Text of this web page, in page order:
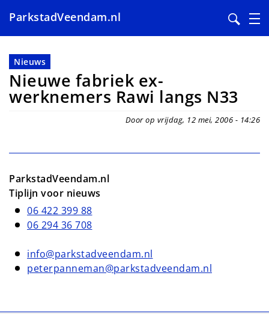
en
naar
de
inhoud
ParkstadVeendam.nl
Nieuws
Nieuwe fabriek ex-
werknemers Rawi langs N33
Door op vrijdag, 12 mei, 2006 - 14:26
ParkstadVeendam.nl
Tiplijn voor nieuws
06 422 399 88
06 294 36 708
info@parkstadveendam.nl
peterpanneman@parkstadveendam.nl